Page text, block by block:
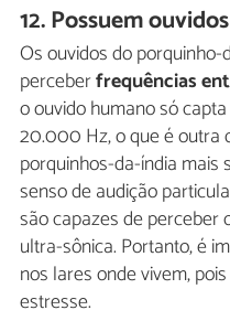
12. Possuem
Os ouvidos do
perceberfrequências
o ouvido humano só
20.000 Hz, o que é outra
porquinhos-da-índia mais
senso de audição
são capazes de perceber
ultra-sônica. Portanto, é
nos lares onde vivem,
estresse.